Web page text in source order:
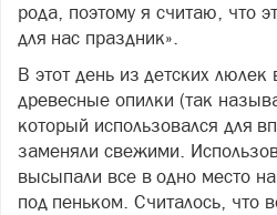
рода, поэтому я считаю, что
для нас праздник».
В этот день из детских
древесные опилки (так
который использовался для
заменяли свежими.
высыпали все в одно место
под пеньком. Считалось, что